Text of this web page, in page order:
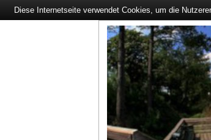
Diese Internetseite verwendet Cookies, um die